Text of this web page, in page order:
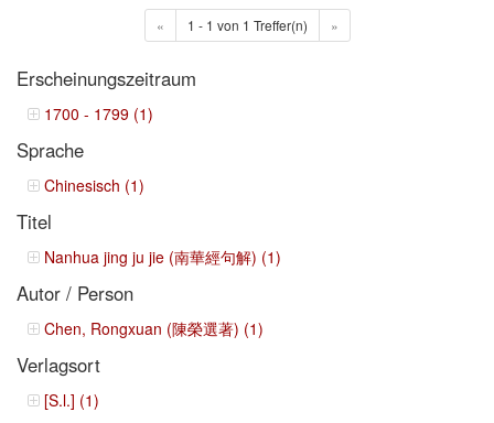
« 1 - 1 von 1 Treffer(n) »
Erscheinungszeitraum
1700 - 1799 (1)
Sprache
Chinesisch (1)
Titel
Nanhua jing ju jie (南華經句解) (1)
Autor / Person
Chen, Rongxuan (陳榮選著) (1)
Verlagsort
[S.l.] (1)